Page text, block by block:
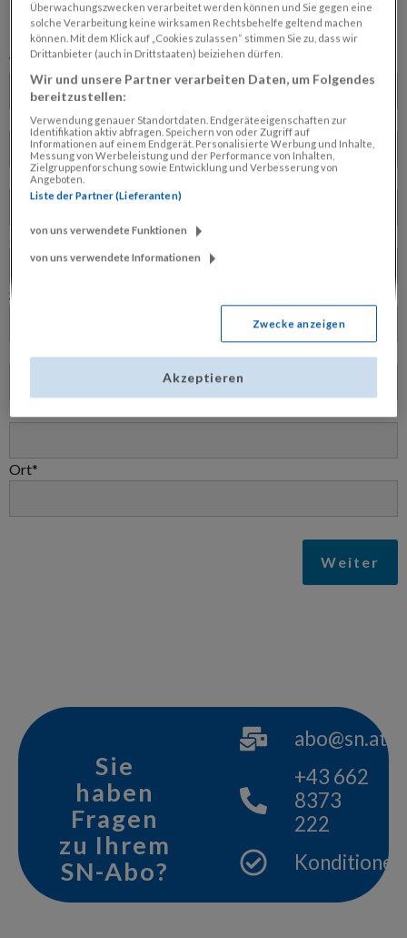
GEWÜNSCHTE NACHSENDEADRESSE
Vorname*
Nachname*
Firma/Hotel (optional)
zu Handen (optional)
Straße*
Ort*
Weiter
Sie
haben
Fragen
zu Ihrem
SN-Abo?
abo@sn.at
+43 662
8373
222
Konditionen
Überwachungszwecken verarbeitet werden können und Sie gegen eine
solche Verarbeitung keine wirksamen Rechtsbehelfe geltend machen
können. Mit dem Klick auf „Cookies zulassen“ stimmen Sie zu, dass wir
Drittanbieter (auch in Drittstaaten) beiziehen dürfen.
Wir und unsere Partner verarbeiten Daten, um Folgendes
bereitzustellen:
Verwendung genauer Standortdaten. Endgeräteeigenschaften zur
Identifikation aktiv abfragen. Speichern von oder Zugriff auf
Informationen auf einem Endgerät. Personalisierte Werbung und Inhalte,
Messung von Werbeleistung und der Performance von Inhalten,
Zielgruppenforschung sowie Entwicklung und Verbesserung von
Angeboten.
Liste der Partner (Lieferanten)
von uns verwendete Funktionen
von uns verwendete Informationen
Zwecke anzeigen
Akzeptieren